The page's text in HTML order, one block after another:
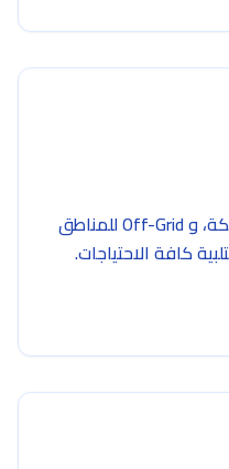
نوفر أنظمة On-Grid لربط الشبكة، و Off-Grid للمناطق
كافة الاحتياجات.